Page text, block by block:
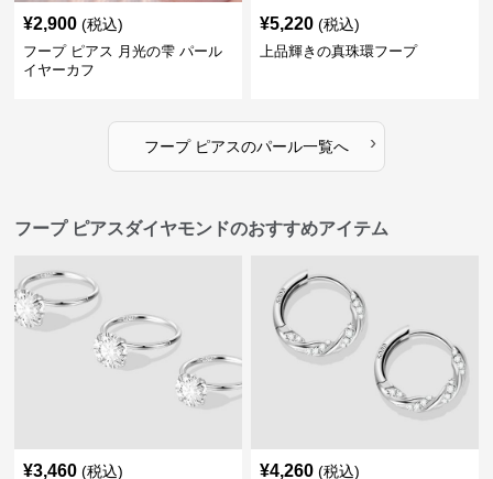
¥2,900 (税込)
フープ ピアス 月光の雫 パール
イヤーカフ
¥5,220 (税込)
上品輝きの真珠環フープ
フープ ピアスのパール一覧へ ›
フープ ピアスダイヤモンドのおすすめアイテム
¥3,460 (税込) ¥4,260 (税込)